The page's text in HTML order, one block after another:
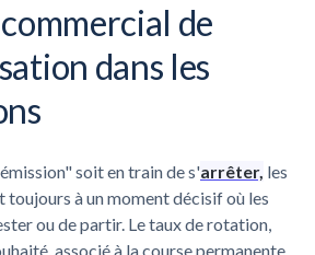
de
dans les
soit en train de s'arrêter, les
à un moment décisif où les
ou de partir. Le taux de rotation,
associé à la course permanente